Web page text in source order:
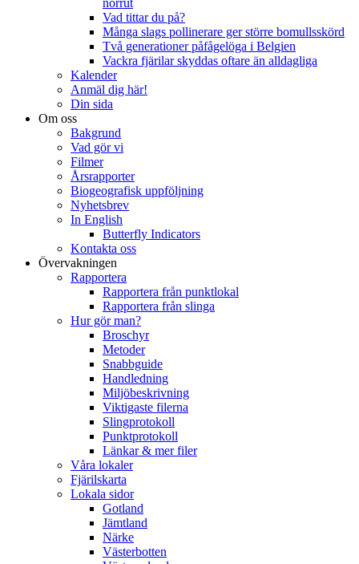
Vad tittar du på?
Många slags pollinerare ger större bomullsskörd
Två generationer påfågelöga i Belgien
Vackra fjärilar skyddas oftare än alldagliga
Kalender
Anmäl dig här!
Din sida
Om oss
Bakgrund
Vad gör vi
Filmer
Årsrapporter
Biogeografisk uppföljning
Nyhetsbrev
In English
Butterfly Indicators
Kontakta oss
Övervakningen
Rapportera
Rapportera från punktlokal
Rapportera från slinga
Hur gör man?
Broschyr
Metoder
Snabbguide
Handledning
Miljöbeskrivning
Viktigaste filerna
Slingprotokoll
Punktprotokoll
Länkar & mer filer
Våra lokaler
Fjärilskarta
Lokala sidor
Gotland
Jämtland
Närke
Västerbotten